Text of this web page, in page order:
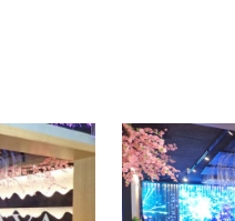
€, con un alquiler
de las zonas más
obtener más detalles y